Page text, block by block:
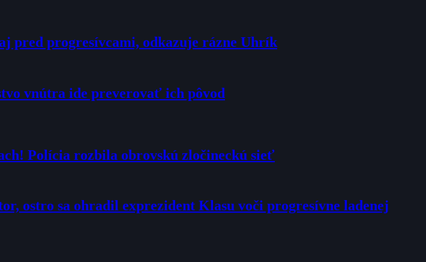
pred progresívcami, odkazuje rázne Uhrík
vnútra ide preverovať ich pôvod
Polícia rozbila obrovskú zločineckú sieť
ostro sa ohradil exprezident Klasu voči progresívne ladenej